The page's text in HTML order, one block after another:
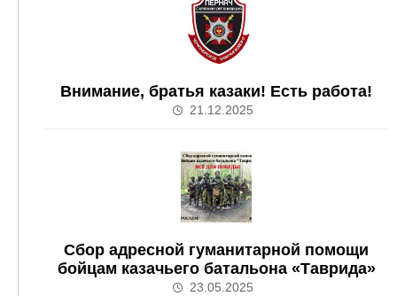
Внимание, братья казаки! Есть работа!
21.12.2025
Сбор адресной гуманитарной помощи
бойцам казачьего батальона «Таврида»
23.05.2025